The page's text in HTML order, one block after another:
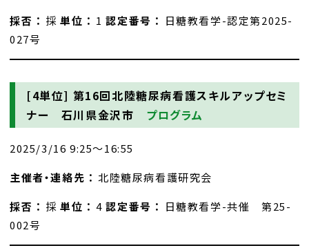
採否 ： 採単位 ： 1認定番号 ： 日糖教看学-認定第2025-
027号
[4単位] 第16回北陸糖尿病看護スキルアップセミ
ナー 石川県金沢市 プログラム
2025/3/16 9:25～16:55
主催者・連絡先 ： 北陸糖尿病看護研究会
採否 ： 採単位 ：4認定番号 ： 日糖教看学-共催 第25-
002号